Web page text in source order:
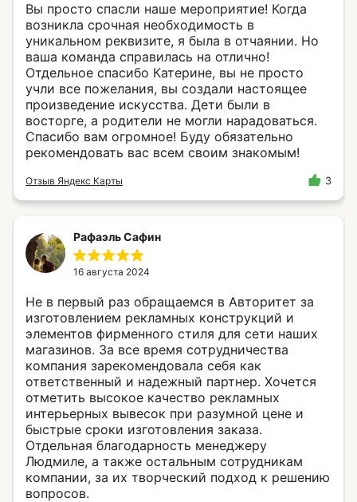
Вы просто спасли наше мероприятие! Когда
возникла срочная необходимость в
уникальном реквизите, я была в отчаянии. Но
ваша команда справилась на отлично!
Отдельное спасибо Катерине, вы не просто
учли все пожелания, вы создали настоящее
произведение искусства. Дети были в
восторге, а родители не могли нарадоваться.
Спасибо вам огромное! Буду обязательно
рекомендовать вас всем своим знакомым!
Отзыв Яндекс Карты 3
Рафаэль Сафин
16 августа 2024
Не в первый раз обращаемся в Авторитет за
изготовлением рекламных конструкций и
элементов фирменного стиля для сети наших
магазинов. За все время сотрудничества
компания зарекомендовала себя как
ответственный и надежный партнер. Хочется
отметить высокое качество рекламных
интерьерных вывесок при разумной цене и
быстрые сроки изготовления заказа.
Отдельная благодарность менеджеру
Людмиле, а также остальным сотрудникам
компании, за их творческий подход к решению
вопросов.